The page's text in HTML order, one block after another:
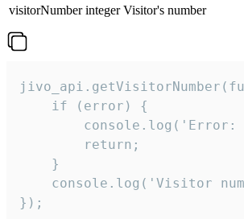
visitorNumber integer Visitor's number
    if (error) {
console.log('Error:
        return;
    }
console.log('Visitor
});